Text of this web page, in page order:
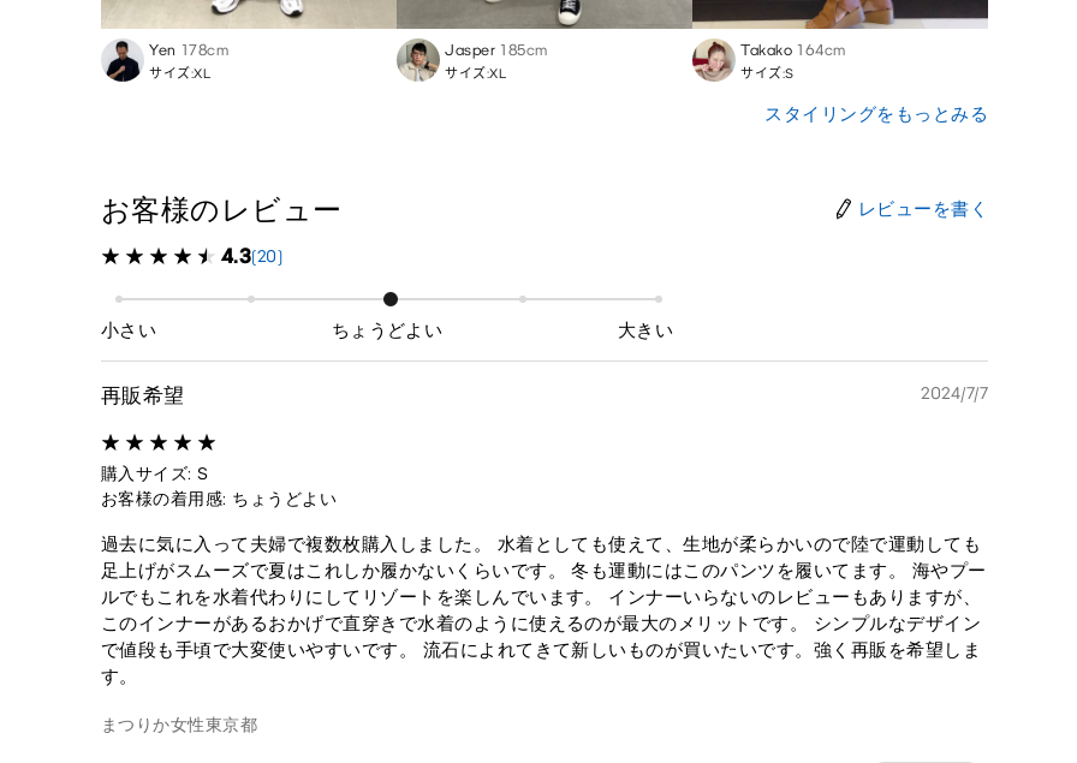
Yen 178cm
サイズ:XL
Jasper 185cm
サイズ:XL
Takako 164cm
サイズ:S
スタイリングをもっとみる
お客様のレビュー レビューを書く
4.3(20)
小さい ちょうどよい 大きい
再販希望 2024/7/7
購入サイズ: S
お客様の着用感: ちょうどよい
過去に気に入って夫婦で複数枚購入しました。 水着としても使えて、生地が柔らかいので陸で運動しても
足上げがスムーズで夏はこれしか履かないくらいです。 冬も運動にはこのパンツを履いてます。 海やプー
ルでもこれを水着代わりにしてリゾートを楽しんでいます。 インナーいらないのレビューもありますが、
このインナーがあるおかげで直穿きで水着のように使えるのが最大のメリットです。 シンプルなデザイン
で値段も手頃で大変使いやすいです。 流石によれてきて新しいものが買いたいです。強く再販を希望しま
す。
まつりか女性東京都